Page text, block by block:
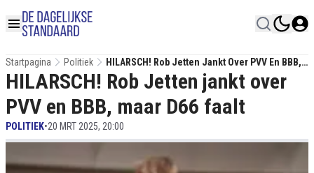
Startpagina Politiek
HILARSCH! Rob Jetten Jankt Over PVV En BBB,
Maar D66 Faalt
HILARSCH! Rob Jetten jankt over
PVV en BBB, maar D66 faalt
POLITIEK•20 MRT 2025, 20:00